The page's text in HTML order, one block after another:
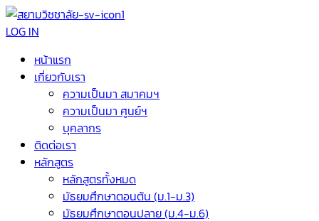
LOG IN
หน้าแรก
เกี่ยวกับเรา
ความเป็นมา สมาคมฯ
ความเป็นมา ศูนย์ฯ
บุคลากร
ติดต่อเรา
หลักสูตร
หลักสูตรทั้งหมด
มัธยมศึกษาตอนต้น (ม.1-ม.3)
มัธยมศึกษาตอนปลาย (ม.4-ม.6)